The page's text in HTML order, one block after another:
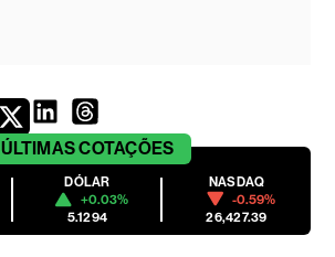
ÚLTIMASCOTAÇÕES
DÓLAR
+0.03%
5.1294
NASDAQ
-0.59%
26,427.39